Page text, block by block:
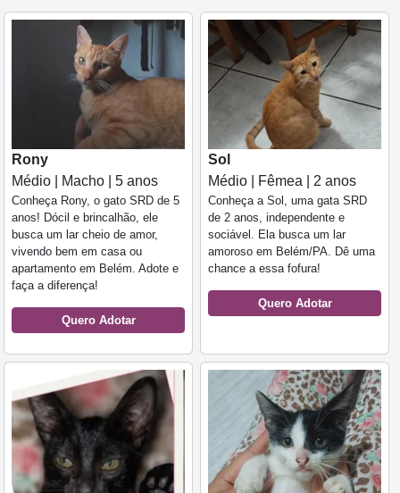
Rony
Médio | Macho | 5 anos
Conheça Rony, o gato SRD de 5
anos! Dócil e brincalhão, ele
busca um lar cheio de amor,
vivendo bem em casa ou
apartamento em Belém. Adote e
faça a diferença!
Quero Adotar
Sol
Médio | Fêmea | 2 anos
Conheça a Sol, uma gata SRD
de 2 anos, independente e
sociável. Ela busca um lar
amoroso em Belém/PA. Dê uma
chance a essa fofura!
Quero Adotar